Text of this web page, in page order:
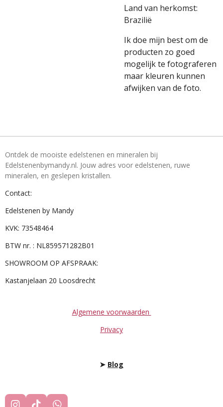
Land van herkomst:
Brazilië
Ik doe mijn best om de
producten zo goed
mogelijk te fotograferen
maar kleuren kunnen
afwijken van de foto.
Ontdek de mooiste edelstenen en mineralen bij
Edelstenenbymandy.nl. Jouw adres voor edelstenen, ruwe
mineralen, en geslepen kristallen.
Contact:
Edelstenen by Mandy
KVK: 73548464
BTW nr. : NL859571282B01
SHOWROOM OP AFSPRAAK:
Kastanjelaan 20 Loosdrecht
Algemene voorwaarden
Privacy
➤ Blog